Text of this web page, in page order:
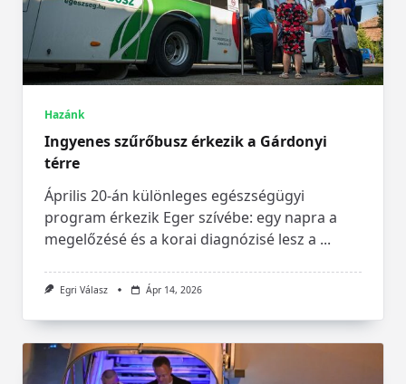
Hazánk
Ingyenes szűrőbusz érkezik a Gárdonyi
térre
Április 20-án különleges egészségügyi
program érkezik Eger szívébe: egy napra a
megelőzésé és a korai diagnózisé lesz a ...
Egri Válasz Ápr 14, 2026